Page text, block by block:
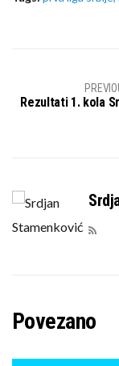
Rezultati 1. kola
Povezano